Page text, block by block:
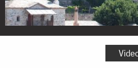
Mănăstirea